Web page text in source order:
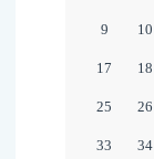
9 10
17 18
25 26
33 34